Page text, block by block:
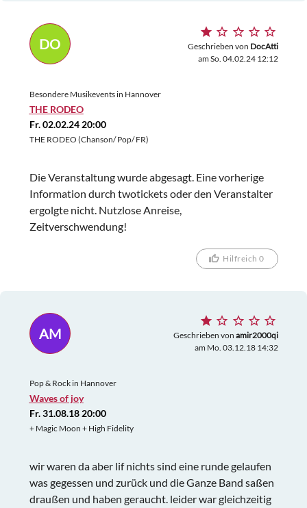
DO Geschrieben von DocAtti
am So. 04.02.24 12:12
Besondere Musikevents in Hannover
THE RODEO
Fr. 02.02.24 20:00
THE RODEO (Chanson/ Pop/ FR)
Die Veranstaltung wurde abgesagt. Eine vorherige
Information durch twotickets oder den Veranstalter
ergolgte nicht. Nutzlose Anreise,
Zeitverschwendung!
Hilfreich 0
AM Geschrieben von amir2000qi
am Mo. 03.12.18 14:32
Pop & Rock in Hannover
Waves of joy
Fr. 31.08.18 20:00
+ Magic Moon + High Fidelity
wir waren da aber lif nichts sind eine runde gelaufen
was gegessen und zurück und die Ganze Band saßen
draußen und haben geraucht. leider war gleichzeitig